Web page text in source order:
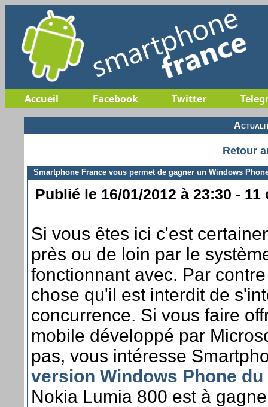
Accueil Facebook Twitter
Retour
Smartphone France vous permet de gagner un Windows
Publié le 16/01/2012 à 23:30 -
Si vous êtes ici c'est
près ou de loin par le
fonctionnant avec. Par
chose qu'il est interdit de
concurrence. Si vous faire
mobile développé par
pas, vous intéresse
version Windows Phone
Nokia Lumia 800 est à